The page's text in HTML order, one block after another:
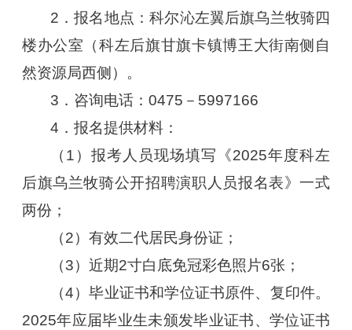
2．报名地点：科尔沁左翼后旗乌兰牧骑四
楼办公室（科左后旗甘旗卡镇博王大街南侧自
然资源局西侧）。
3．咨询电话：0475－5997166
4．报名提供材料：
（1）报考人员现场填写《2025年度科左
后旗乌兰牧骑公开招聘演职人员报名表》一式
两份；
（2）有效二代居民身份证；
（3）近期2寸白底免冠彩色照片6张；
（4）毕业证书和学位证书原件、复印件。
2025年应届毕业生未颁发毕业证书、学位证书